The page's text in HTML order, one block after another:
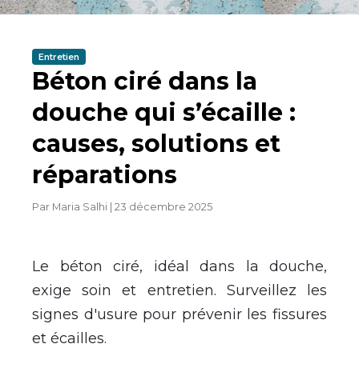
Entretien
Béton ciré dans la
douche qui s’écaille :
causes, solutions et
réparations
Par Maria Salhi 23 décembre 2025
Le béton ciré, idéal dans la douche,
exige soin et entretien. Surveillez les
signes d'usure pour prévenir les fissures
et écailles.